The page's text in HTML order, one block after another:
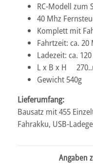
RC-Modell zum
40 Mhz
Komplett mit
Fahrtzeit: ca. 20
Ladezeit: ca.
L x B x H
Gewicht 540g
Lieferumfang:
Bausatz mit 455
Fahrakku, USB-
Angaben